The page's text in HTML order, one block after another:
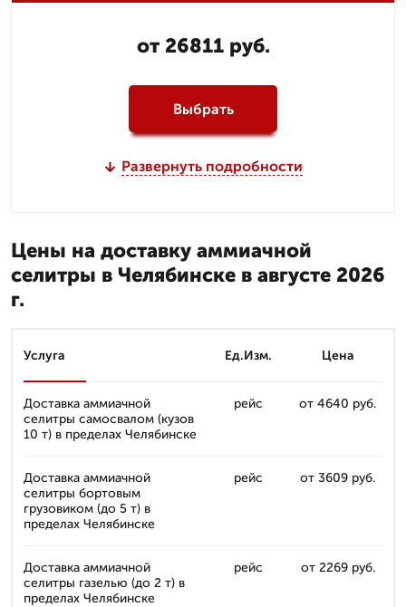
от 26811 руб.
Выбрать
Развернуть подробности
Цены на доставку аммиачной
селитры в Челябинске в августе 2026
г.
Услуга Ед.Изм. Цена
Доставка аммиачной
селитры самосвалом (кузов
10 т) в пределах Челябинске
рейс от 4640 руб.
Доставка аммиачной
селитры бортовым
грузовиком (до 5 т) в
пределах Челябинске
рейс от 3609 руб.
Доставка аммиачной
селитры газелью (до 2 т) в
пределах Челябинске
рейс от 2269 руб.